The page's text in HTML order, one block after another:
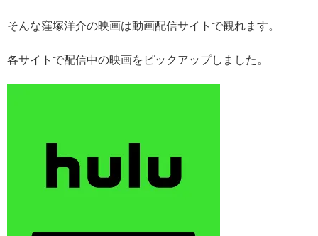
そんな窪塚洋介の映画は動画配信サイトで観れます。
各サイトで配信中の映画をピックアップしました。